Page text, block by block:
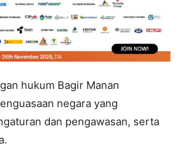
hukum Bagir Manan
negara yang
dan pengawasan, serta